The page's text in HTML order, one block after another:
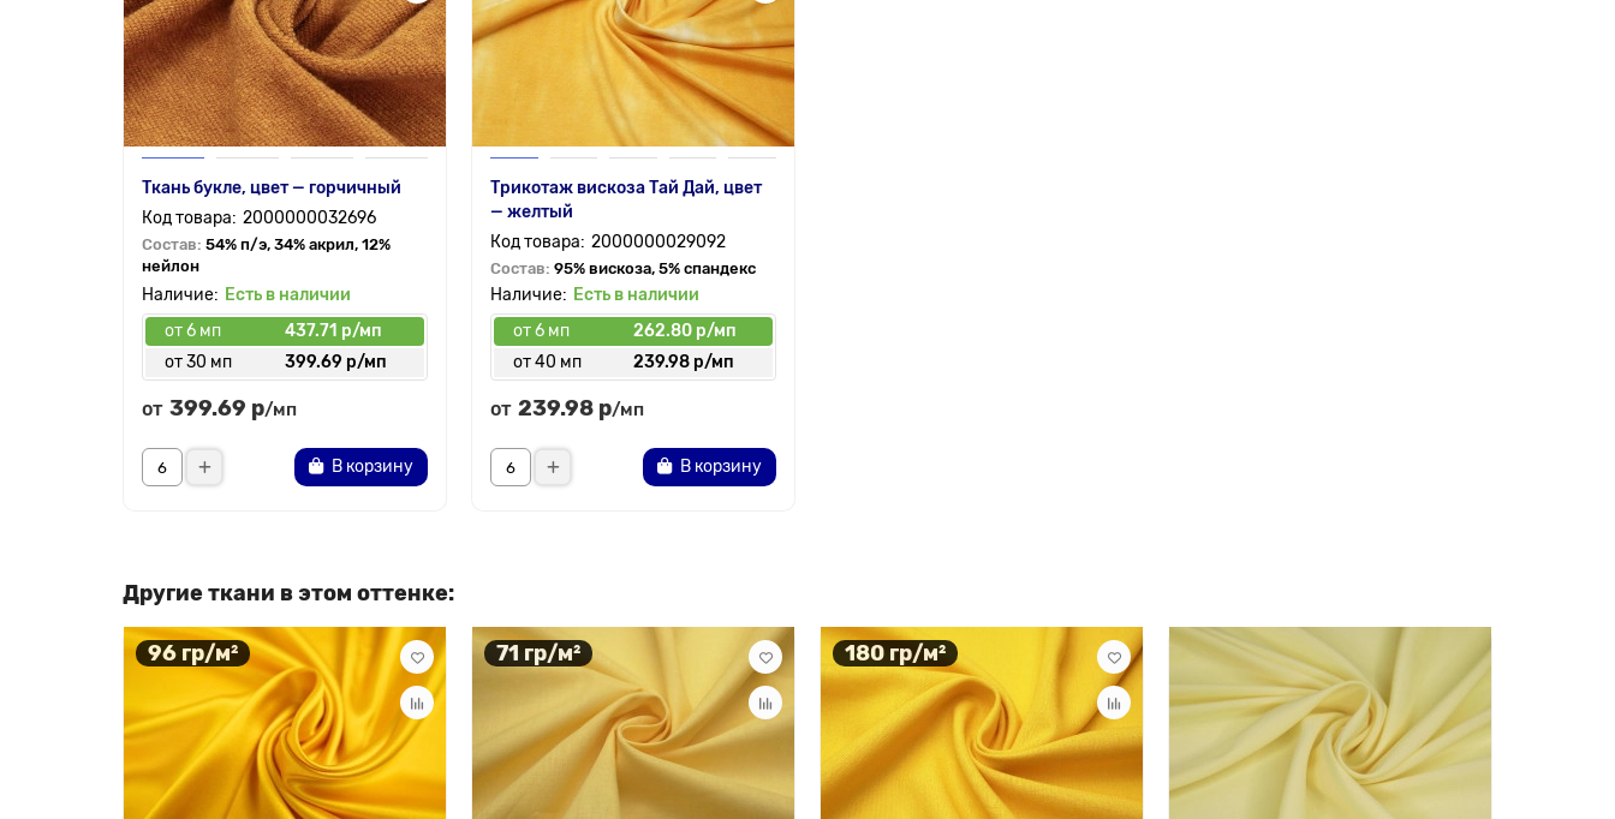
Ткань букле, цвет — горчичный
2000000032696
Состав: 54% п/э, 34% акрил, 12%
нейлон
Есть в наличии
от 6 мп
437.71 р/мп
от 30 мп
399.69 р/мп
от 399.69 р/мп
В корзину
Трикотаж вискоза Тай Дай, цвет
— желтый
2000000029092
Состав: 95% вискоза, 5% спандекс
Есть в наличии
от 6 мп
262.80 р/мп
от 40 мп
239.98 р/мп
от 239.98 р/мп
В корзину
Другие ткани в этом оттенке:
96 гр/м² 71 гр/м² 180 гр/м²